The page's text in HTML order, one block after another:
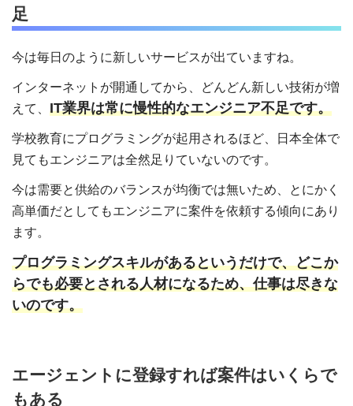
足
今は毎日のように新しいサービスが出ていますね。
インターネットが開通してから、どんどん新しい技術が増
えて、 IT業界は常に慢性的なエンジニア不足です。
学校教育にプログラミングが起用されるほど、日本全体で
見てもエンジニアは全然足りていないのです。
今は需要と供給のバランスが均衡では無いため、とにかく
高単価だとしてもエンジニアに案件を依頼する傾向にあり
ます。
プログラミングスキルがあるというだけで、どこか
らでも必要とされる人材になるため、仕事は尽きな
いのです。
エージェントに登録すれば案件はいくらで
もある